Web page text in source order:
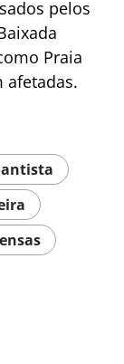
pelos
Praia
afetadas.